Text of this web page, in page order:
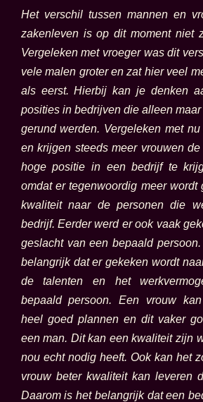
Het verschil tussen mannen en
zakenleven is op dit moment niet
Vergeleken met vroeger was dit
vele malen groter en zat hier veel
als eerst. Hierbij kan je denken
posities in bedrijven die alleen
gerund werden. Vergeleken met
en krijgen steeds meer vrouwen
hoge positie in een bedrijf te
omdat er tegenwoordig meer wordt
kwaliteit naar de personen die
bedrijf. Eerder werd er ook vaak
geslacht van een bepaald
belangrijk dat er gekeken wordt
de talenten en het
bepaald persoon. Een vrouw
heel goed plannen en dit vaker
een man. Dit kan een kwaliteit zijn
nou echt nodig heeft. Ook kan het
vrouw beter kwaliteit kan leveren
Daarom is het belangrijk dat een